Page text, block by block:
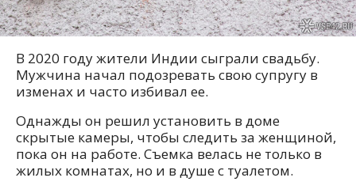
В 2020 году жители Индии сыграли свадьбу.
Мужчина начал подозревать свою супругу в
изменах и часто избивал ее.
Однажды он решил установить в доме
скрытые камеры, чтобы следить за женщиной,
пока он на работе. Съемка велась не только в
жилых комнатах, но и в душе с туалетом.